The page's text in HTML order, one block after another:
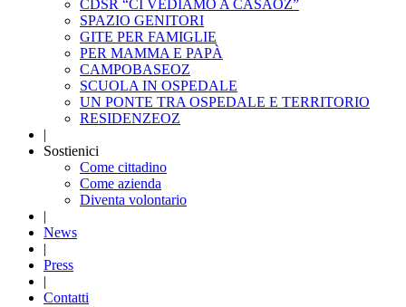
CDSR “CI VEDIAMO A CASAOZ”
SPAZIO GENITORI
GITE PER FAMIGLIE
PER MAMMA E PAPÀ
CAMPOBASEOZ
SCUOLA IN OSPEDALE
UN PONTE TRA OSPEDALE E TERRITORIO
RESIDENZEOZ
|
Sostienici
Come cittadino
Come azienda
Diventa volontario
|
News
|
Press
|
Contatti